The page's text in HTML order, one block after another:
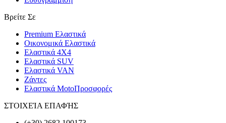
Βρείτε Σε
Premium Ελαστικά
Οικονομικά Ελαστικά
Ελαστικά 4X4
Ελαστικά SUV
Ελαστικά VAN
Ζάντες
Ελαστικά MotoΠροσφορές
ΣΤΟΙΧΕΊΑ ΕΠΑΦΉΣ